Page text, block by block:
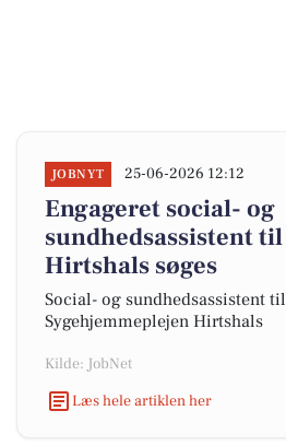
JOBNYT 25-06-2026 12:12
Engageret social- og
sundhedsassistent
Hirtshals søges
Social- og sundhedsassistent
Sygehjemmeplejen Hirtshals
Kilde: JobNet
Læs hele artiklen her